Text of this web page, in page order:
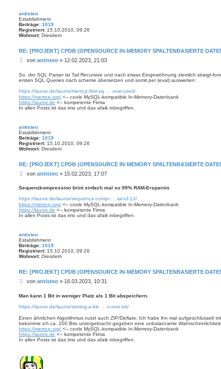
antisteo
Establishment
Beiträge: 1019
Registriert: 15.10.2010, 09:26
Wohnort: Dresdem
RE: [PROJEKT] CPDB (OPENSOURCE IN-MEMORY SPALTENBASIERTE
B
i
t
a
g
von antisteo» 12.02.2023, 21:03
So, der SQL Parser ist Tail Recursive und nach etwas Eingewöhnung ziemlich straigt-
ersten SQL Queries nach scheme übersetzen und somit per (eval) auswerten:
https://launix.de/launix/memcp-first-sq ... -executed/
https://memcp.org/ <-- coole MySQL-kompatible In-Memory-Datenbank
https://launix.de <-- kompetente Firma
In allen Posts ist das imo und das afaik inbegriffen.
antisteo
Establishment
Beiträge: 1019
Registriert: 15.10.2010, 09:26
Wohnort: Dresdem
RE: [PROJEKT] CPDB (OPENSOURCE IN-MEMORY SPALTENBASIERTE
B
i
r
a
g
von antisteo» 15.02.2023, 17:07
Sequenzkompression brint einfach mal so 99% RAM-Ersparnis
https://launix.de/launix/sequence-compr ... tal-of-13/
https://memcp.org/ <-- coole MySQL-kompatible In-Memory-Datenbank
https://launix.de <-- kompetente Firma
In allen Posts ist das imo und das afaik inbegriffen.
antisteo
Establishment
Beiträge: 1019
Registriert: 15.10.2010, 09:26
Wohnort: Dresdem
RE: [PROJEKT] CPDB (OPENSOURCE IN-MEMORY SPALTENBASIERTE
B
i
r
g
von antisteo» 16.03.2023, 10:31
Man kann 1 Bit in weniger Platz als 1 Bit abspeichern.
https://launix.de/launix/storing-a-bit- ... n-one-bit/
Einen ähnlichen Algorithmus nutzt auch ZIP/Deflate. Ich habe ihn mal aufgeschlüsselt
bekomme ich ca. 200 Bits untergebracht gegeben eine unbalancierte
https://memcp.org/ <-- coole MySQL-kompatible In-Memory-Datenbank
https://launix.de <-- kompetente Firma
In allen Posts ist das imo und das afaik inbegriffen.